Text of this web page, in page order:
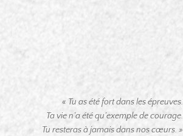
« Tu as été fort dans les épreuves.
Ta vie n’a été qu’exemple de courage.
Tu resteras à jamais dans nos cœurs. »